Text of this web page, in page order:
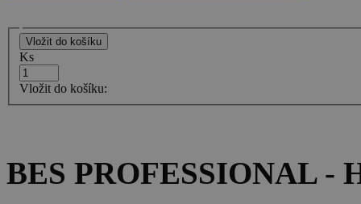
Ks
Vložit do košíku:
BES PROFESSIONAL -